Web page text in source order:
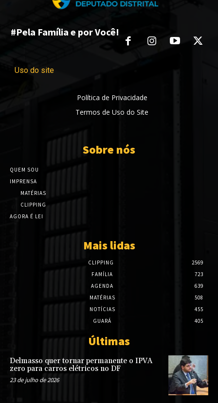
#Pela Família e por Você!
Uso do site
Política de Privacidade
Termos de Uso do Site
Sobre nós
QUEM SOU
IMPRENSA
MATÉRIAS
CLIPPING
AGORA É LEI
Mais lidas
CLIPPING
2569
FAMÍLIA
723
AGENDA
639
MATÉRIAS
508
NOTÍCIAS
455
GUARÁ
405
Últimas
Delmasso quer tornar permanente o IPVA
zero para carros elétricos no DF
23 de julho de 2026